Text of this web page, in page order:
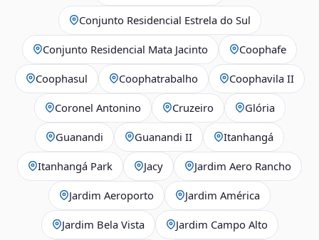
Conjunto Residencial Estrela do Sul
Conjunto Residencial Mata Jacinto Coophafe
Coophasul Coophatrabalho Coophavila II
Coronel Antonino Cruzeiro Glória
Guanandi Guanandi II Itanhangá
Itanhangá Park Jacy Jardim Aero Rancho
Jardim Aeroporto Jardim América
Jardim Bela Vista Jardim Campo Alto